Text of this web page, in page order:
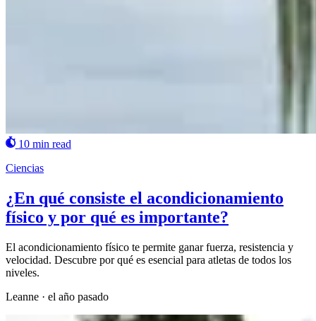
10 min read
Ciencias
¿En qué consiste el acondicionamiento
físico y por qué es importante?
El acondicionamiento físico te permite ganar fuerza, resistencia y
velocidad. Descubre por qué es esencial para atletas de todos los
niveles.
Leanne · el año pasado